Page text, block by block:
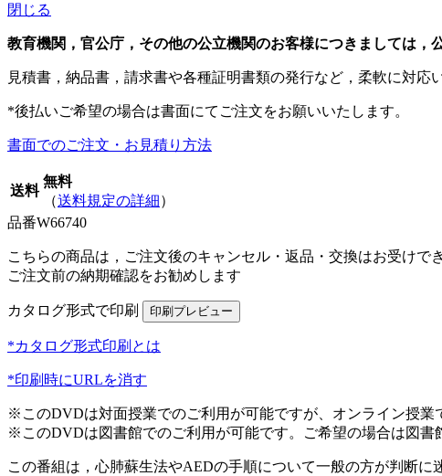
閉じる
教育機関，官公庁，その他の公立機関のお客様につきましては，
見積書，納品書，請求書や各種証明書類の発行など，柔軟に対応
*後払いご希望の場合は書面にてご注文をお願いいたします。
書面でのご注文・お見積り方法
送料
無料
（送料規定の詳細）
品番W66740
こちらの商品は，ご注文後のキャンセル・返品・交換はお受けで
ご注文前の納期確認をお勧めします
カタログ形式で印刷
*カタログ形式印刷とは
*印刷時にURLを消す
※このDVDは対面授業でのご利用が可能ですが、オンライン授業
※このDVDは図書館でのご利用が可能です。ご希望の場合は図書
この番組は，心肺蘇生法やAEDの手順について一般の方が判断